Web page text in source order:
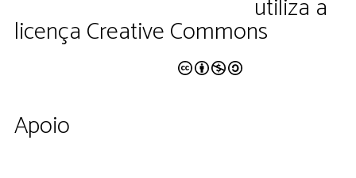
utiliza a
licença Creative Commons
CC BY-NC-SA 4.0
Apoio